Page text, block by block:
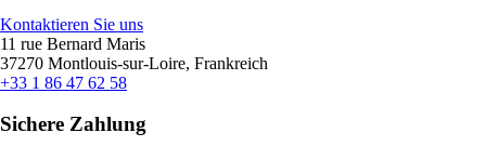
Kontaktieren Sie uns
11 rue Bernard Maris
37270 Montlouis-sur-Loire, Frankreich
+33 1 86 47 62 58
Sichere Zahlung